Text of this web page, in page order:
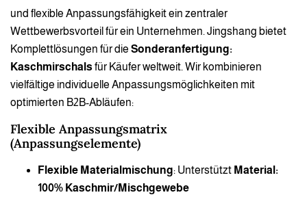
und flexible Anpassungsfähigkeit ein zentraler
Wettbewerbsvorteil für ein Unternehmen. Jingshang bietet
Komplettlösungen für die Sonderanfertigung:
Kaschmirschals für Käufer weltweit. Wir kombinieren
vielfältige individuelle Anpassungsmöglichkeiten mit
optimierten B2B-Abläufen:
Flexible Anpassungsmatrix
(Anpassungselemente)
Flexible Materialmischung: Unterstützt Material:
100% Kaschmir/Mischgewebe